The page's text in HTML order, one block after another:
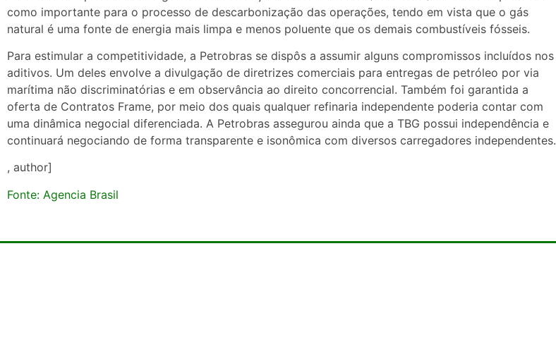
como importante para o processo de descarbonização das operações, tendo em vista que o gás
natural é uma fonte de energia mais limpa e menos poluente que os demais combustíveis fósseis.
Para estimular a competitividade, a Petrobras se dispôs a assumir alguns compromissos incluídos nos
aditivos. Um deles envolve a divulgação de diretrizes comerciais para entregas de petróleo por via
marítima não discriminatórias e em observância ao direito concorrencial. Também foi garantida a
oferta de Contratos Frame, por meio dos quais qualquer refinaria independente poderia contar com
uma dinâmica negocial diferenciada. A Petrobras assegurou ainda que a TBG possui independência e
continuará negociando de forma transparente e isonômica com diversos carregadores independentes.
, author]
Fonte: Agencia Brasil